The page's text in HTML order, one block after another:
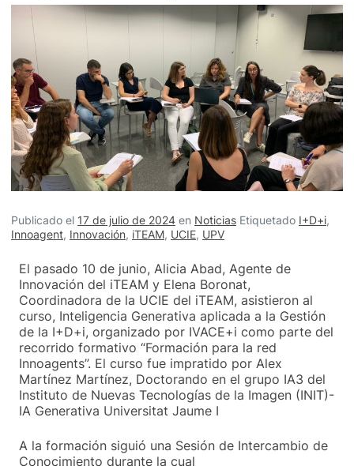
Publicado el 17 de julio de 2024 en Noticias Etiquetado I+D+i,
Innoagent, Innovación, iTEAM, UCIE, UPV
El pasado 10 de junio, Alicia Abad, Agente de
Innovación del iTEAM y Elena Boronat,
Coordinadora de la UCIE del iTEAM, asistieron al
curso, Inteligencia Generativa aplicada a la Gestión
de la I+D+i, organizado por IVACE+i como parte del
recorrido formativo “Formación para la red
Innoagents”. El curso fue impratido por Alex
Martínez Martínez, Doctorando en el grupo IA3 del
Instituto de Nuevas Tecnologías de la Imagen (INIT)-
IA Generativa Universitat Jaume I
A la formación siguió una Sesión de Intercambio de
Conocimiento durante la cual